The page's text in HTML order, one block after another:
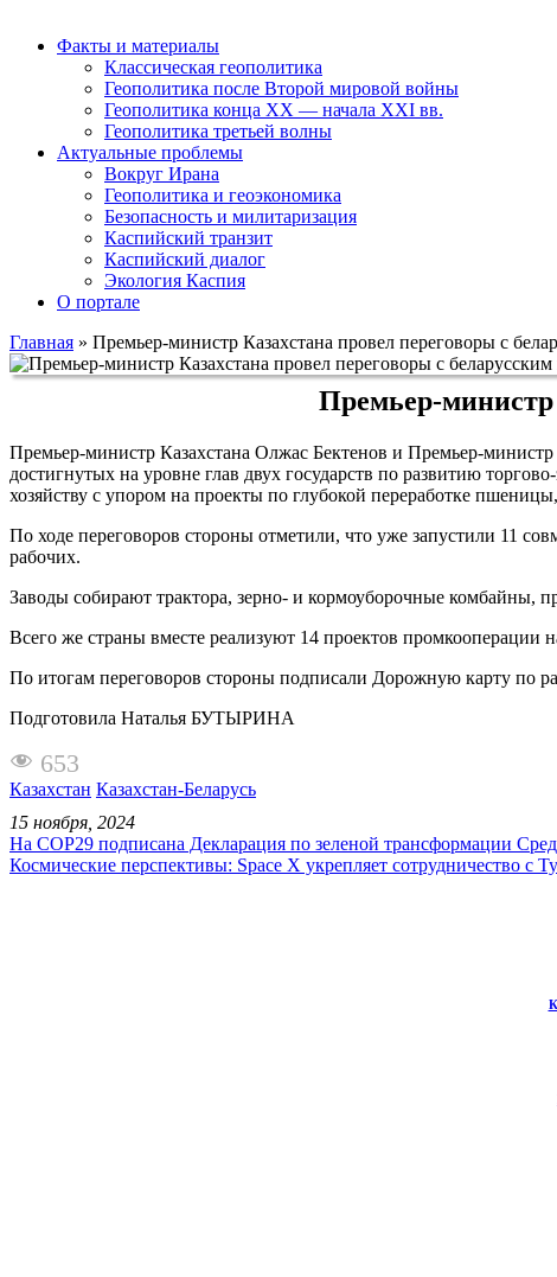
Факты и материалы
Классическая геополитика
Геополитика после Второй мировой войны
Геополитика конца XX — начала XXI вв.
Геополитика третьей волны
Актуальные проблемы
Вокруг Ирана
Геополитика и геоэкономика
Безопасность и милитаризация
Каспийский транзит
Каспийский диалог
Экология Каспия
О портале
Главная » Премьер-министр Казахстана провел переговоры с
Премьер-министр
Премьер-министр Казахстана Олжас Бектенов и Премьер-
достигнутых на уровне глав двух государств по развитию
хозяйству с упором на проекты по глубокой переработке
По ходе переговоров стороны отметили, что уже запустили 11
рабочих.
Заводы собирают трактора, зерно- и кормоуборочные комбайны,
Всего же страны вместе реализуют 14 проектов
По итогам переговоров стороны подписали Дорожную карту по
Подготовила Наталья БУТЫРИНА
653
Казахстан Казахстан-Беларусь
15 ноября, 2024
На COP29 подписана Декларация по зеленой трансформации
Космические перспективы: Space X укрепляет сотрудничество с